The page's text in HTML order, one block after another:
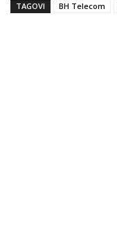
TAGOVI
BH Telecom